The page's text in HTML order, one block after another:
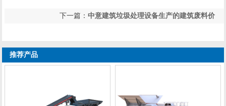
下一篇： 中意建筑垃圾处理设备生产的建筑废料价
共助资源循环利用新局面
推荐产品